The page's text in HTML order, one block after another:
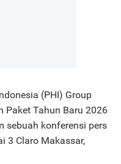
(PHI) Group
Paket Tahun Baru 2026
sebuah konferensi pers
3 Claro Makassar,